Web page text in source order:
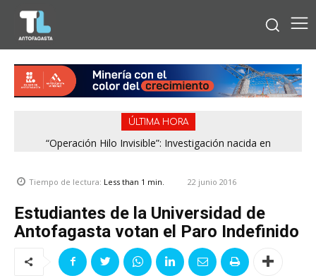
ÚLTIMA HORA
“Operación Hilo Invisible”: Investigación nacida en
Tiempo de lectura: Less than 1 min. 22 junio 2016
Estudiantes de la Universidad de
Antofagasta votan el Paro Indefinido